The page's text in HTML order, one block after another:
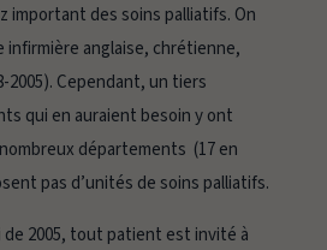
important des soins palliatifs. On
infirmière anglaise, chrétienne,
2005). Cependant, un tiers
qui en auraient besoin y ont
départements (17 en
pas d’unités de soins palliatifs.
2005, tout patient est invité à